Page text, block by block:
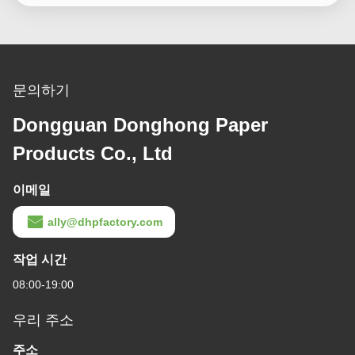
문의하기
Dongguan Donghong Paper
Products Co., Ltd
이메일
ally@dhpfactory.com
작업 시간
08:00-19:00
우리 주소
주소